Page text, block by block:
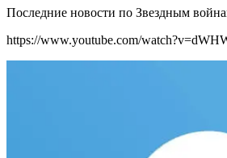
Последние новости по Звездным
https://www.youtube.com/